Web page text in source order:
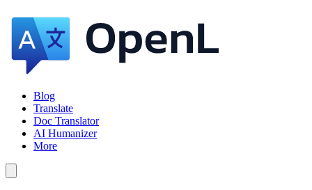
Blog
Translate
Doc Translator
AI Humanizer
More